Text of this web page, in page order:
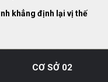
khẳng định lại vị thế
CƠ SỞ 02